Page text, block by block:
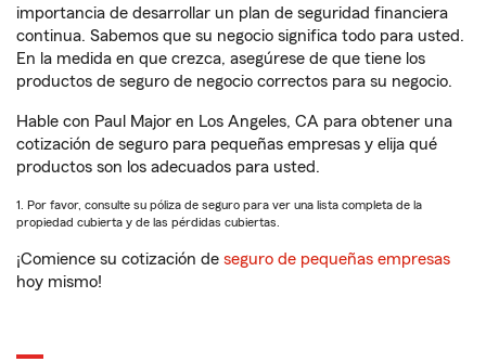
importancia de desarrollar un plan de seguridad financiera
continua. Sabemos que su negocio significa todo para usted.
En la medida en que crezca, asegúrese de que tiene los
productos de seguro de negocio correctos para su negocio.
Hable con Paul Major en Los Angeles, CA para obtener una
cotización de seguro para pequeñas empresas y elija qué
productos son los adecuados para usted.
1. Por favor, consulte su póliza de seguro para ver una lista completa de la
propiedad cubierta y de las pérdidas cubiertas.
¡Comience su cotización de seguro de pequeñas empresas
hoy mismo!